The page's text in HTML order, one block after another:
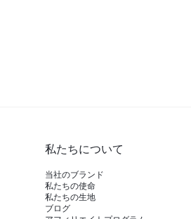
私たちについて
当社のブランド
私たちの使命
私たちの生地
ブログ